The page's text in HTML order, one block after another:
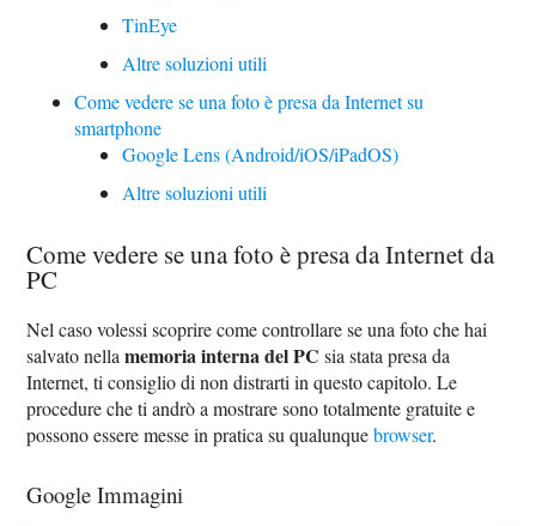
TinEye
Altre soluzioni utili
Come vedere se una foto è presa da Internet su
smartphone
Google Lens (Android/iOS/iPadOS)
Altre soluzioni utili
Come vedere se una foto è presa da Internet da
PC
Nel caso volessi scoprire come controllare se una foto che hai
salvato nellamemoria interna del PC sia stata presa da
Internet, ti consiglio di non distrarti in questo capitolo. Le
procedure che ti andrò a mostrare sono totalmente gratuite e
possono essere messe in pratica su qualunquebrowser.
Google Immagini